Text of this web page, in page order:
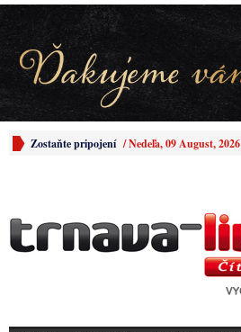
Zostaňte pripojení /Nedeľa, 09 August, 2026